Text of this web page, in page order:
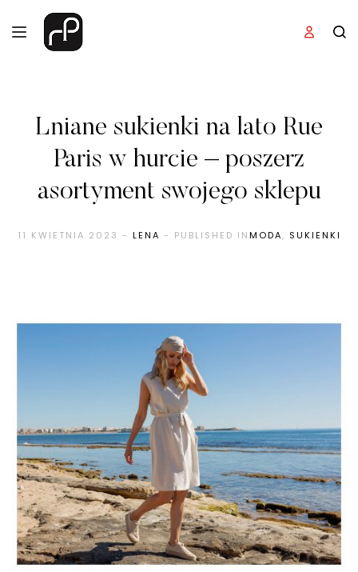
Lniane sukienki na lato Rue
Paris w hurcie – poszerz
asortyment swojego sklepu
11 KWIETNIA 2023 - LENA - PUBLISHED INMODA, SUKIENKI